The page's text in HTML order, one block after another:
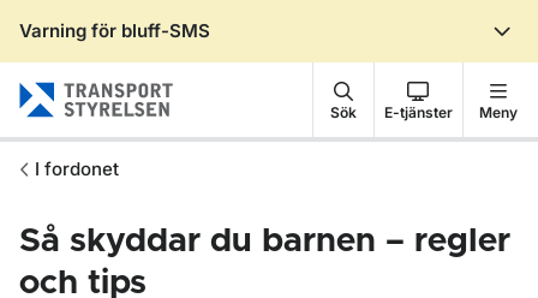
Varning för bluff-SMS
Sök E-tjänster Meny
I fordonet
Så skyddar du barnen – regler
och tips